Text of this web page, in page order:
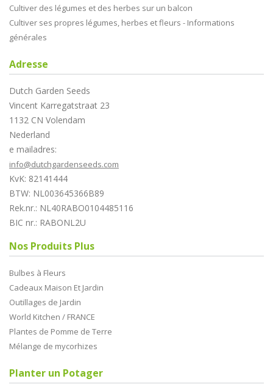
Cultiver des légumes et des herbes sur un balcon
Cultiver ses propres légumes, herbes et fleurs - Informations
générales
Adresse
Dutch Garden Seeds
Vincent Karregatstraat 23
1132 CN Volendam
Nederland
e mailadres:
info@dutchgardenseeds.com
KvK: 82141444
BTW: NL003645366B89
Rek.nr.: NL40RABO0104485116
BIC nr.: RABONL2U
Nos Produits Plus
Bulbes à Fleurs
Cadeaux Maison Et Jardin
Outillages de Jardin
World Kitchen / FRANCE
Plantes de Pomme de Terre
Mélange de mycorhizes
Planter un Potager